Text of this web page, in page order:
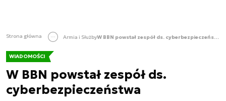
Strona główna Armia i Służby W BBN powstał zespół ds. cyberbezpieczeństwa
WIADOMOŚCI
W BBN powstał zespół ds.
cyberbezpieczeństwa